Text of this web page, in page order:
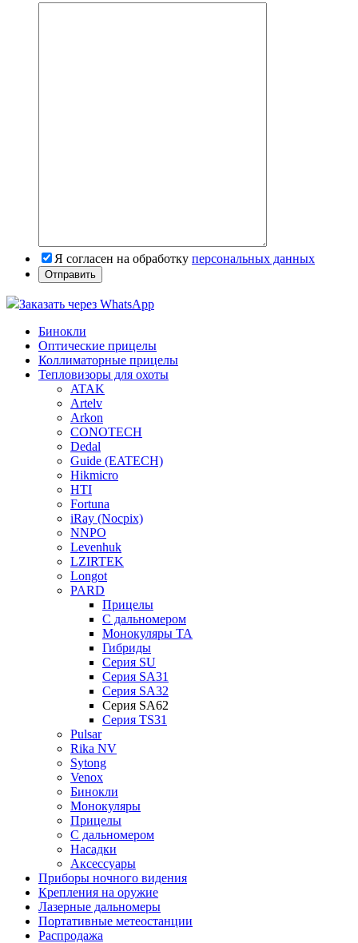
Я согласен на обработку персональных данных
Заказать через WhatsApp
Бинокли
Оптические прицелы
Коллиматорные прицелы
Тепловизоры для охоты
ATAK
Artelv
Arkon
CONOTECH
Dedal
Guide (EATECH)
Hikmicro
HTI
Fortuna
iRay (Nocpix)
NNPO
Levenhuk
LZIRTEK
Longot
PARD
Прицелы
С дальномером
Монокуляры TA
Гибриды
Серия SU
Серия SA31
Серия SA32
Серия SA62
Серия TS31
Pulsar
Rika NV
Sytong
Venox
Бинокли
Монокуляры
Прицелы
С дальномером
Насадки
Аксессуары
Приборы ночного видения
Крепления на оружие
Лазерные дальномеры
Портативные метеостанции
Распродажа